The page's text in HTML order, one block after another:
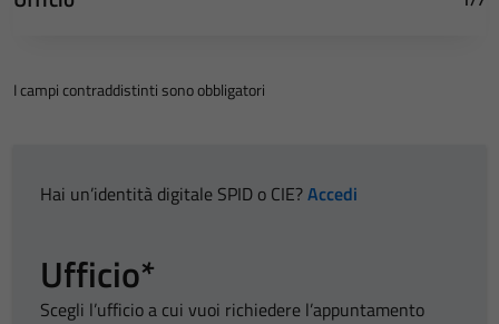
I campi contraddistinti sono obbligatori
Hai un’identità digitale SPID o CIE?Accedi
Ufficio*
Scegli l’ufficio a cui vuoi richiedere l’appuntamento